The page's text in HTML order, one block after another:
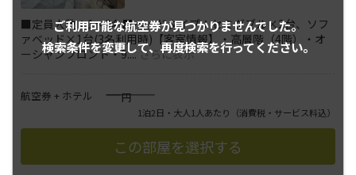
ご利用可能な航空券が見つかりませんでした。
検索条件を変更して、再度検索を行ってください。
■定員人数：1～3名■ベッドタイプ：セミダブル×2台、ソフ
ァベッド×1台(3名利用時)【客室情報】・高層階（4階）・オ
ーシャンフロント・9.... さらに表示
航空券 + ホテル ――――円
1泊2日・大人1人あたり （消費税・サービス料込）